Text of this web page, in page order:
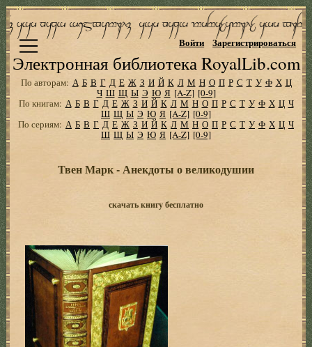
Электронная библиотека RoyalLib.com
Войти Зарегистрироваться
По авторам: А Б В Г Д Е Ж З И Й К Л М Н О П Р С Т У Ф Х Ц
Ч Ш Щ Ы Э Ю Я [A-Z] [0-9]
По книгам: А Б В Г Д Е Ж З И Й К Л М Н О П Р С Т У Ф Х Ц Ч
Ш Щ Ы Э Ю Я [A-Z] [0-9]
По сериям: А Б В Г Д Е Ж З И Й К Л М Н О П Р С Т У Ф Х Ц Ч
Ш Щ Ы Э Ю Я [A-Z] [0-9]
Твен Марк - Анекдоты о великодушии
скачать книгу бесплатно